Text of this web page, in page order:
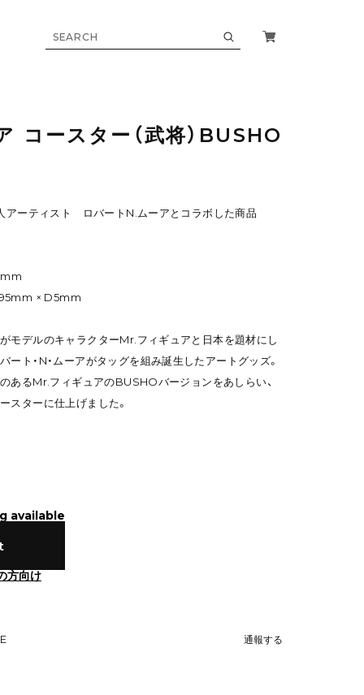
コースター（武将）BUSHO
アーティスト ロバートN.ムーアとコラボした商品
× D5mm
モデルのキャラクターMr.フィギュアと日本を題材にし
ート・N・ムーアがタッグを組み誕生したアートグッズ。
あるMr.フィギュアのBUSHOバージョンをあしらい、
スターに仕上げました。
available
方向け
通報する